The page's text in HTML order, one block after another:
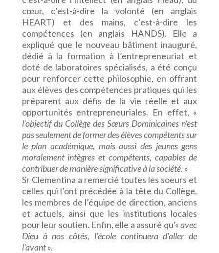
cœur, c’est-à-dire la volonté (en anglais
HEART) et des mains, c’est-à-dire les
compétences (en anglais HANDS). Elle a
expliqué que le nouveau bâtiment inauguré,
dédié à la formation à l’entrepreneuriat et
doté de laboratoires spécialisés, a été conçu
pour renforcer cette philosophie, en offrant
aux élèves des compétences pratiques qui les
préparent aux défis de la vie réelle et aux
opportunités entrepreneuriales. En effet, «
l’objectif du Collège des Sœurs Dominicaines n’est
pas seulement de former des élèves compétents sur
le plan académique, mais aussi des jeunes gens
moralement intègres et compétents, capables de
contribuer de manière significative à la société. »
Sr Clementina a remercié toutes les soeurs et
celles qui l’ont précédée à la tête du Collège,
les membres de l’équipe de direction, anciens
et actuels, ainsi que les institutions locales
pour leur soutien. Enfin, elle a assuré qu’«avec
Dieu à nos côtés, l’école continuera d’aller de
l’avant».